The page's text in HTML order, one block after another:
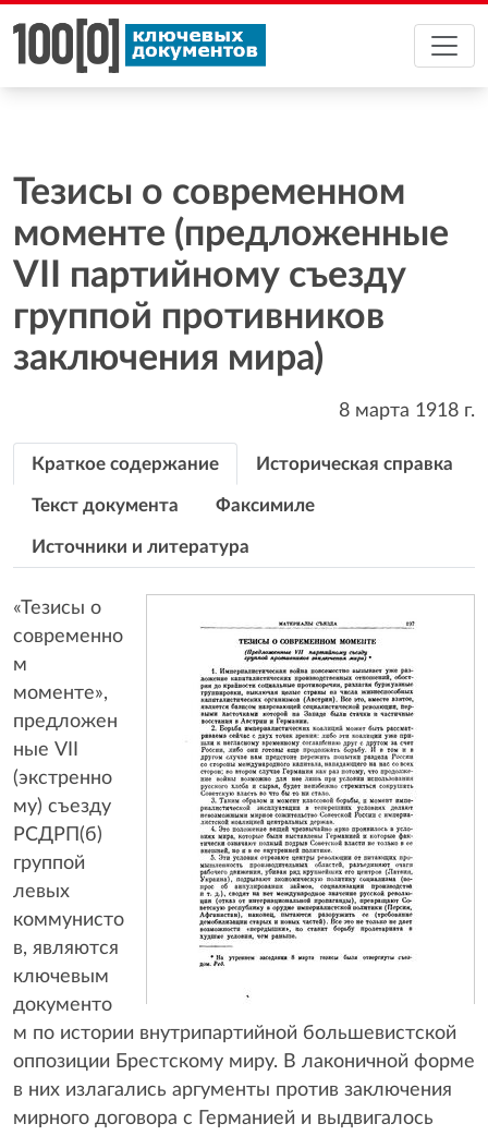
Тезисы о современном
моменте (предложенные
VII партийному съезду
группой противников
заключения мира)
8 марта 1918 г.
Краткое содержание Историческая справка
Текст документа Факсимиле
Источники и литература
«Тезисы о
современно
м
моменте»,
предложен
ные VII
(экстренно
му) съезду
РСДРП(б)
группой
левых
коммунисто
в, являются
ключевым
документо
м по истории внутрипартийной большевистской
оппозиции Брестскому миру. В лаконичной форме
в них излагались аргументы против заключения
мирного договора с Германией и выдвигалось